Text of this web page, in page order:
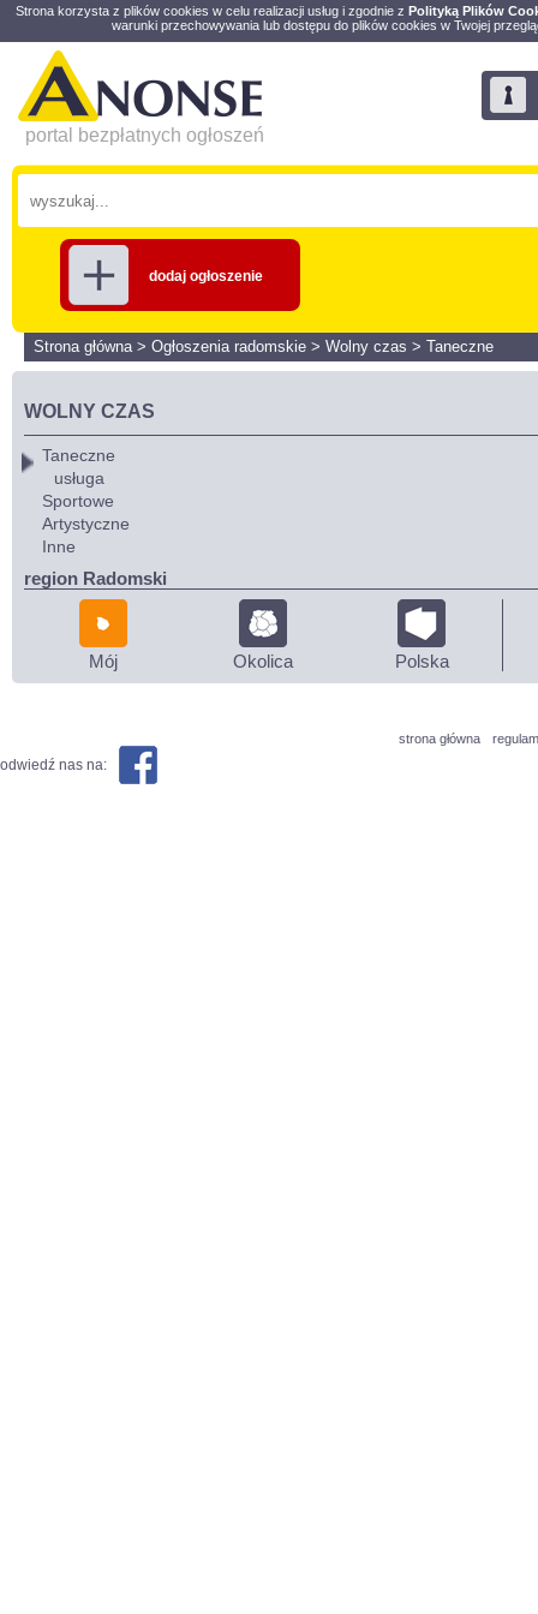
Strona korzysta z plików cookies w celu realizacji usług i zgodnie z Polityką Plików
warunki przechowywania lub dostępu do plików cookies w Twojej
portal bezpłatnych ogłoszeń
dodaj ogłoszenie
Strona główna> Ogłoszenia radomskie > Wolny czas > Taneczne
WOLNY CZAS
Taneczne
usługa
Sportowe
Artystyczne
Inne
region Radomski
Mój Okolica Polska
strona główna
odwiedź nas na: